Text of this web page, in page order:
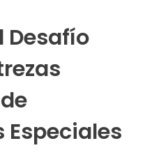
Desafío